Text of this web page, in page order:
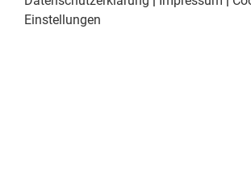
Einstellungen